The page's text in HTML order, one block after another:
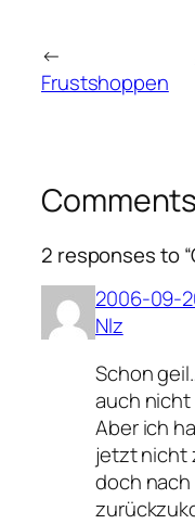
←
Frustshoppen
Comments
2 responses to
2006-09-
Nlz
Schon
auch nicht
Aber ich
jetzt nicht
doch